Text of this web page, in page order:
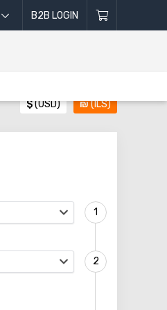
B2B LOGIN
$(USD) ₪(ILS)